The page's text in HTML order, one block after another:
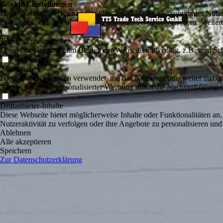
Cookie-Einstellungen
Diese Webseite verwendet Cookies, um Besuchern ein optimales
Datenverarbeitung kann dann auch in einem Drittland erfolgen.
Technisch notwendige
Diese Cookies sind zum Betrieb der Webseite notwendig, z.B. zum
Analytische
Diese Cookies werden verwendet, um das Nutzererlebnis weiter zu
Ausspielung von personalisierter Werbung durch die Nachverfolgung
Drittanbieter-Inhalte
Diese Webseite bietet möglicherweise Inhalte oder Funktionalitäten
Nutzeraktivität zu verfolgen oder ihre Angebote zu personalisieren
Ablehnen
Alle akzeptieren
Speichern
Zur Datenschutzerklärung